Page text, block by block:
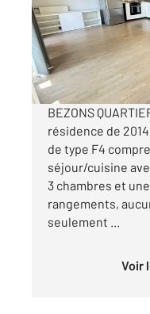
Appartement
291
Visiter le site dédié
BEZONS
résidence de
de type F4
séjour/cuisine
3 chambres et
rangements,
seulement ...